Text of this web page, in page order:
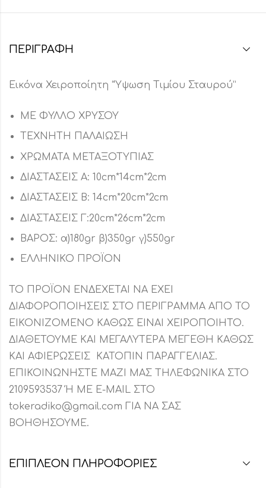
ΠΕΡΙΓΡΑΦΉ
Εικόνα Χειροποίητη “Ύψωση Τιμίου Σταυρού”
ΜΕ ΦΥΛΛΟ ΧΡΥΣΟΥ
ΤΕΧΝΗΤΗ ΠΑΛΑΙΩΣΗ
ΧΡΩΜΑΤΑ ΜΕΤΑΞΟΤΥΠΙΑΣ
ΔΙΑΣΤΑΣΕΙΣ Α: 10cm*14cm*2cm
ΔΙΑΣΤΑΣΕΙΣ Β: 14cm*20cm*2cm
ΔΙΑΣΤΑΣΕΙΣ Γ:20cm*26cm*2cm
ΒΑΡΟΣ: α)180gr β)350gr γ)550gr
ΕΛΛΗΝΙΚΟ ΠΡΟΪΟΝ
ΤΟ ΠΡΟΪΟΝ ΕΝΔΕΧΕΤΑΙ ΝΑ ΕΧΕΙ
ΔΙΑΦΟΡΟΠΟΙΗΣΕΙΣ ΣΤΟ ΠΕΡΙΓΡΑΜΜΑ ΑΠΟ ΤΟ
ΕΙΚΟΝΙΖΟΜΕΝΟ ΚΑΘΩΣ ΕΙΝΑΙ ΧΕΙΡΟΠΟΙΗΤΟ.
ΔΙΑΘΕΤΟΥΜΕ ΚΑΙ ΜΕΓΑΛΥΤΕΡΑ ΜΕΓΕΘΗ ΚΑΘΩΣ
ΚΑΙ ΑΦΙΕΡΩΣΕΙΣ ΚΑΤΟΠΙΝ ΠΑΡΑΓΓΕΛΙΑΣ.
ΕΠΙΚΟΙΝΩΝΗΣΤΕ ΜΑΖΙ ΜΑΣ ΤΗΛΕΦΩΝΙΚΑ ΣΤΟ
2109593537 Ή ΜΕ E-MAIL ΣΤΟ
tokeradiko@gmail.com ΓΙΑ ΝΑ ΣΑΣ
ΒΟΗΘΗΣΟΥΜΕ.
ΕΠΙΠΛΈΟΝ ΠΛΗΡΟΦΟΡΊΕΣ